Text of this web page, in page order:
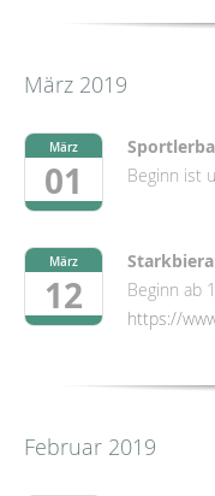
März 2019
März
01
Beginn ist
März
12
Beginn ab
https://
Februar 2019